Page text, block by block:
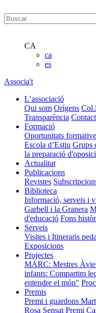
CA
ca
es
Associa't
L’associació
Qui som Orígens
Transparència
Formació
Oportunitats
Escola d’Estiu Grups
la preparació
Actualitat
Publicacions
Revistes
Biblioteca
Informació, serveis i
Garbell i la Granera
d'educació Fons
Serveis
Visites i Itineraris
Exposicions
Projectes
MARC: Mestres
infants: Compartim
entendre el món"
Premis
Premi i guardons
Rosa Sensat Premi